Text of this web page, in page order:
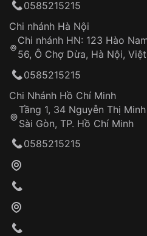
Hotline: 0585 215 215
Từ khóa SEO:
Khách hàng kiểm tra
thống VNLUX
Đảm bảo quyền lợi
Đồng hành cùng
trình sử dụng
0585215215
Chi nhánh Hà Nội
Chi nhánh HN: 123 Hào
56, Ô Chợ Dừa, Hà Nội,
0585215215
Chi Nhánh Hồ Chí Minh
Tầng 1, 34 Nguyễn Thị
Sài Gòn, TP. Hồ Chí Minh
0585215215